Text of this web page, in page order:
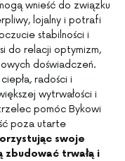
wnieść do związku
lojalny i potrafi
stabilności i
do relacji optymizm,
doświadczeń.
radości i
wytrwałości i
pomóc Bykowi
poza utarte
swoje
zbudować trwałą i